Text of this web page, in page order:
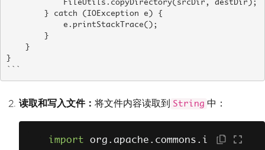
}
```
读取和写入文件： 将文件内容读取到 String 中：
import org . apache . commons . i